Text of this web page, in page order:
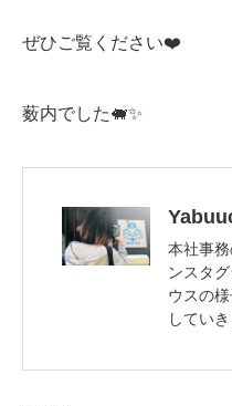
ぜひご覧ください❤️
薮内でした🐖✨
本社事
ンスタ
ウスの
してい